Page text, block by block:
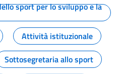
sport per lo sviluppo e la
Attività istituzionale
Sottosegretaria allo sport